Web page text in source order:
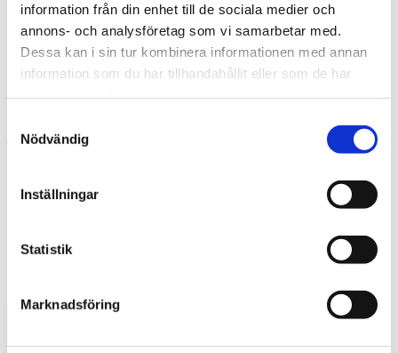
information från din enhet till de sociala medier och
annons- och analysföretag som vi samarbetar med.
Dessa kan i sin tur kombinera informationen med annan
information som du har tillhandahållit eller som de har
Nödvändig
Inställningar
Statistik
Marknadsföring
Kontakta mig
Boka hembesök
Ring oss
Meny
Certifierad Thermiainstallatör, Karlstad